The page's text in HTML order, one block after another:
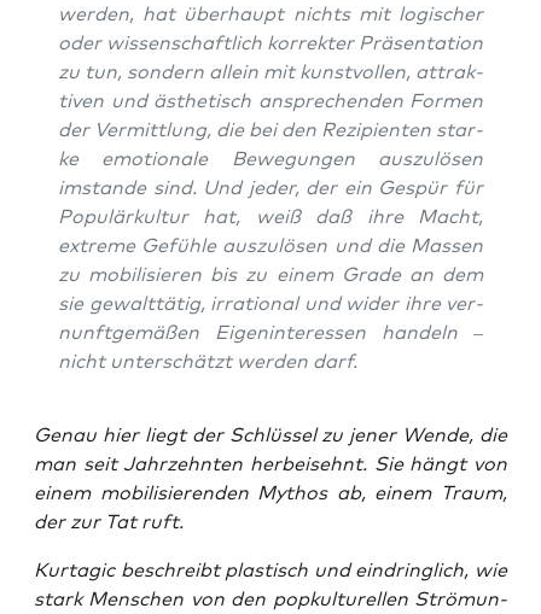
wer­den, hat über­haupt nichts mit logi­scher
oder wis­sen­schaft­lich kor­rek­ter Prä­sen­ta­ti­on
zu tun, son­dern allein mit kunst­vol­len, attrak­
ti­ven und ästhe­tisch anspre­chen­den For­men
der Ver­mitt­lung, die bei den Rezi­pi­en­ten star­
ke emo­tio­na­le Bewe­gun­gen aus­zu­lö­sen
imstan­de sind. Und jeder, der ein Gespür für
Popu­lär­kul­tur hat, weiß daß ihre Macht,
extre­me Gefüh­le aus­zu­lö­sen und die Mas­sen
zu mobi­li­sie­ren bis zu einem Gra­de an dem
sie gewalt­tä­tig, irra­tio­nal und wider ihre ver­
nunft­ge­mä­ßen Eigen­in­ter­es­sen han­deln –
nicht unter­schätzt wer­den darf.
Genau hier liegt der Schlüs­sel zu jener Wen­de, die
man seit Jahr­zehn­ten her­bei­sehnt. Sie hängt von
einem mobi­li­sie­ren­den Mythos ab, einem Traum,
der zur Tat ruft.
Kur­ta­gic beschreibt plas­tisch und ein­dring­lich, wie
stark Men­schen von den pop­kul­tu­rel­len Strö­mun­